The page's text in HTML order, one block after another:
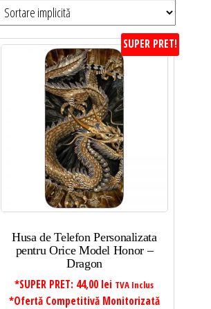
SUPER PRET!
Husa de Telefon Personalizata
pentru Orice Model Honor –
Dragon
*SUPER PRET: 44,00 lei TVA Inclus
*Ofertă Competitivă Monitorizată